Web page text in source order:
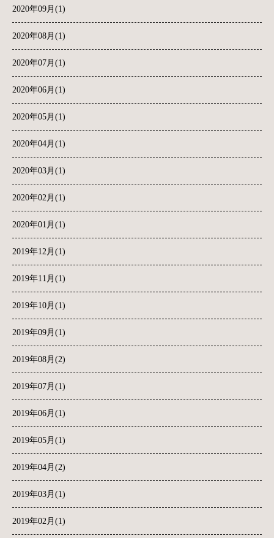
2020年09月(1)
2020年08月(1)
2020年07月(1)
2020年06月(1)
2020年05月(1)
2020年04月(1)
2020年03月(1)
2020年02月(1)
2020年01月(1)
2019年12月(1)
2019年11月(1)
2019年10月(1)
2019年09月(1)
2019年08月(2)
2019年07月(1)
2019年06月(1)
2019年05月(1)
2019年04月(2)
2019年03月(1)
2019年02月(1)